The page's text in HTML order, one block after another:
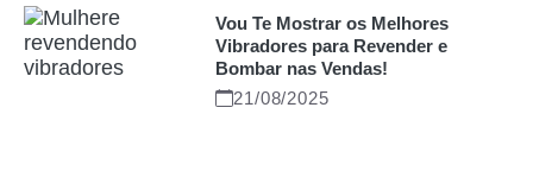
Vou Te Mostrar os Melhores
Vibradores para Revender e
Bombar nas Vendas!
21/08/2025